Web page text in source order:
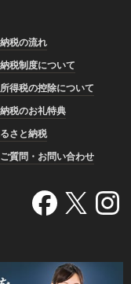
税の流れ
税制度について
得税の控除について
税のお礼特典
さと納税
質問・お問い合わせ